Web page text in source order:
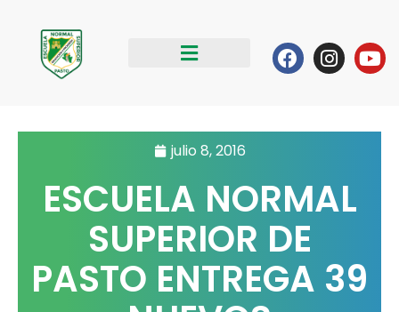
contenido
Facebook
julio 8, 2016
ESCUELA NORMAL
SUPERIOR DE
PASTO ENTREGA 39